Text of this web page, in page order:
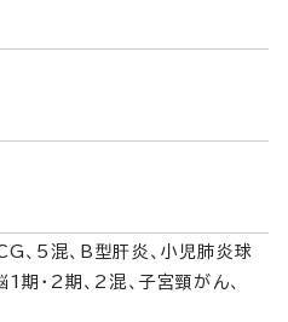
、5混、B型肝炎、小児肺炎球
期・2期、2混、子宮頸がん、